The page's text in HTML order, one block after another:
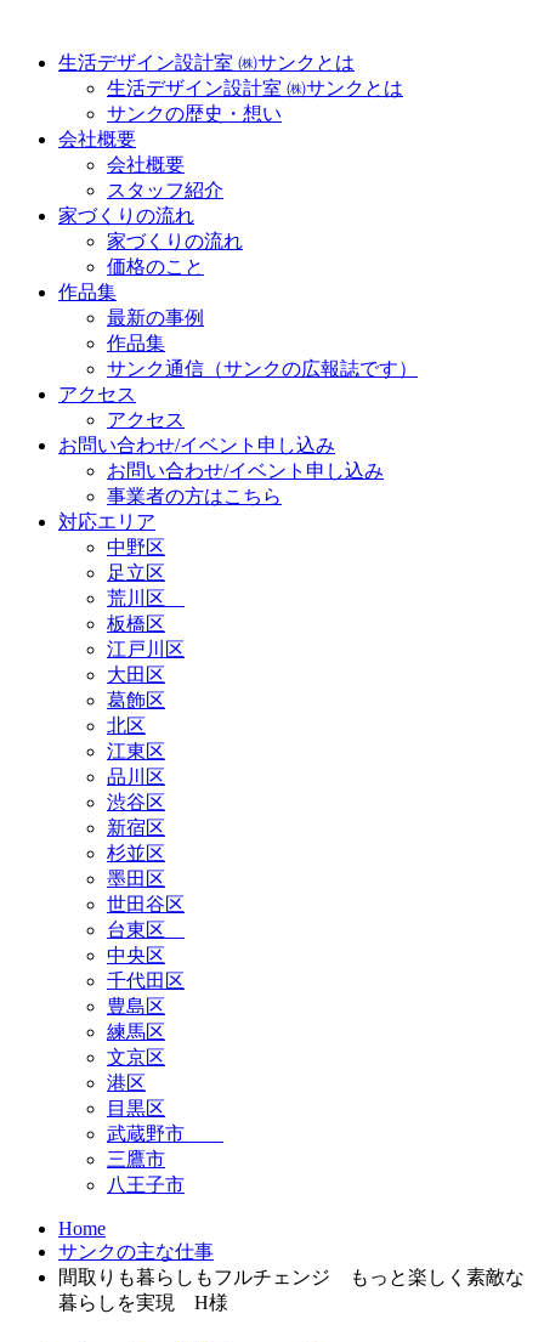
生活デザイン設計室 ㈱サンクとは
生活デザイン設計室 ㈱サンクとは
サンクの歴史・想い
会社概要
会社概要
スタッフ紹介
家づくりの流れ
家づくりの流れ
価格のこと
作品集
最新の事例
作品集
サンク通信（サンクの広報誌です）
アクセス
アクセス
お問い合わせ/イベント申し込み
お問い合わせ/イベント申し込み
事業者の方はこちら
対応エリア
中野区
足立区
荒川区
板橋区
江戸川区
大田区
葛飾区
北区
江東区
品川区
渋谷区
新宿区
杉並区
墨田区
世田谷区
台東区
中央区
千代田区
豊島区
練馬区
文京区
港区
目黒区
武蔵野市
三鷹市
八王子市
Home
サンクの主な仕事
間取りも暮らしもフルチェンジ もっと楽しく素敵な
暮らしを実現 H様